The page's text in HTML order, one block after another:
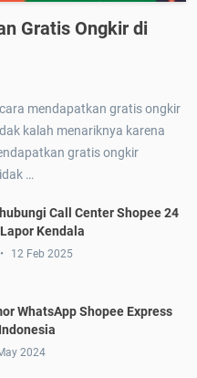
Gratis Ongkir di
mendapatkan gratis ongkir
kalah menariknya karena
gratis ongkir
…
Call Center Shopee 24
Kendala
12 Feb 2025
WhatsApp Shopee Express
2024